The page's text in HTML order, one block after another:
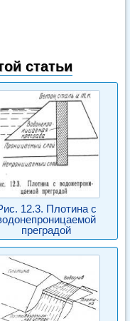
статьи
12.3. Плотина с
преградой